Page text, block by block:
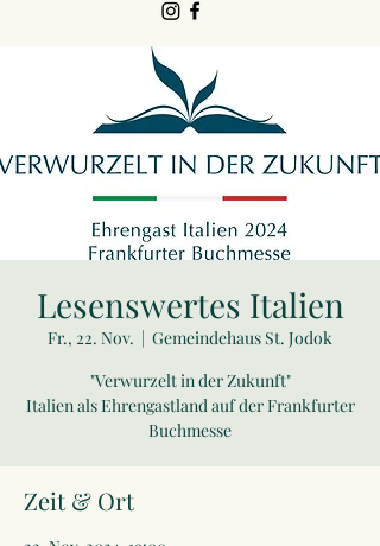
Lesenswertes Italien
Fr., 22. Nov.
  |
Gemeindehaus St. Jodok
"Verwurzelt in der Zukunft"
Italien als Ehrengastland auf der Frankfurter
Buchmesse
Zeit & Ort